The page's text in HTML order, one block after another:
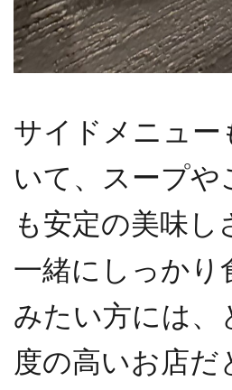
サイドメニュー
いて、スープや
も安定の美味し
一緒にしっかり
みたい方には、
度の高いお店だ